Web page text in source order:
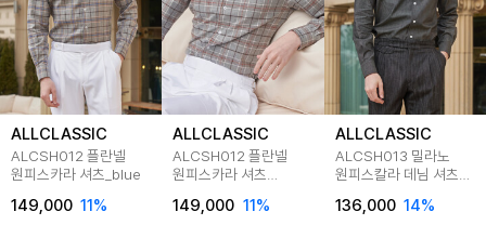
ALLCLASSIC
ALCSH012 플란넬
원피스카라 셔츠_blue
149,000 11%
ALLCLASSIC
ALCSH012 플란넬
원피스카라 셔츠
149,000 11%
ALLCLASSIC
ALCSH013 밀라노
원피스칼라 데님 셔츠
136,000 14%